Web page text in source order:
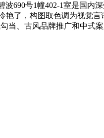
690号1幢402-1室是国内
艳了，构图取色调为视觉
当、古风品牌推广和中式